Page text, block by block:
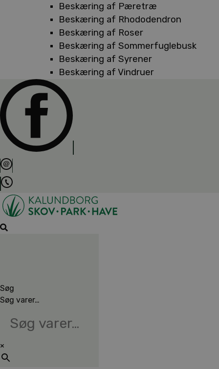
Beskæring af Pæretræ
Beskæring af Rhododendron
Beskæring af Roser
Beskæring af Sommerfuglebusk
Beskæring af Syrener
Beskæring af Vindruer
Søg
Søg varer…
×